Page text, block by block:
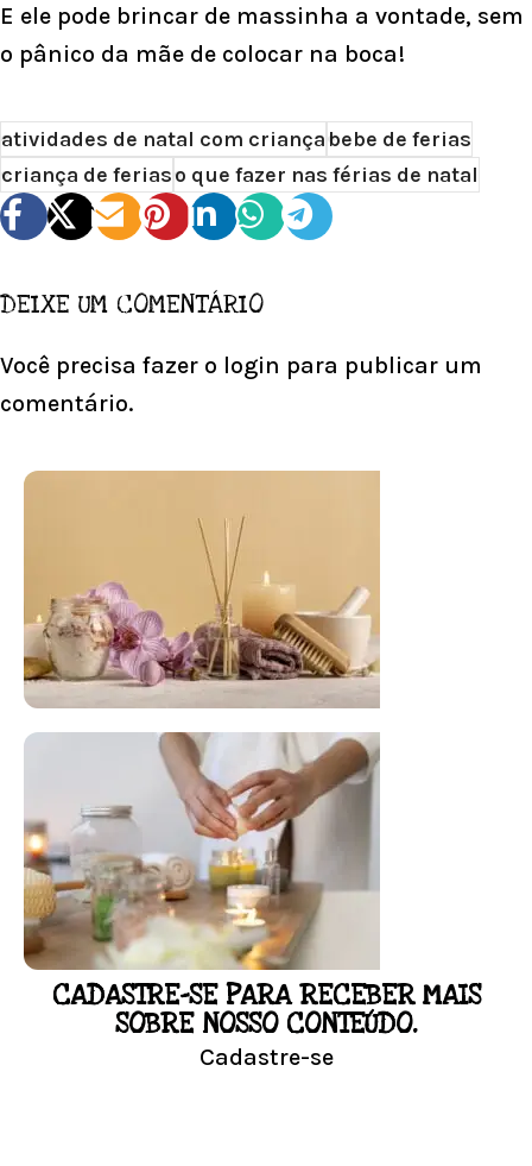
E ele pode brincar de massinha a vontade, sem
o pânico da mãe de colocar na boca!
atividades de natal com criançabebe de ferias
criança de feriaso que fazer nas férias de natal
DEIXE UM COMENTÁRIO
Você precisa fazer o login para publicar um
comentário.
FLORAL DE BACH PERSONALIZADO
Responda as perguntas e receba o seu
floral em casa.
Resultado na hora!
Conheça mais e faça sua Pesquisa
LOJA
CADASTRE-SE PARA RECEBER MAIS
SOBRE NOSSO CONTEÚDO.
Cadastre-se